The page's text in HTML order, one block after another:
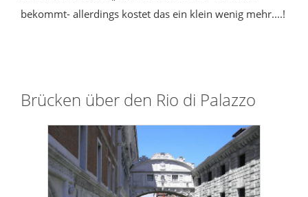
bekommt- allerdings kostet das ein klein wenig mehr....!
Brücken über den Rio di Palazzo